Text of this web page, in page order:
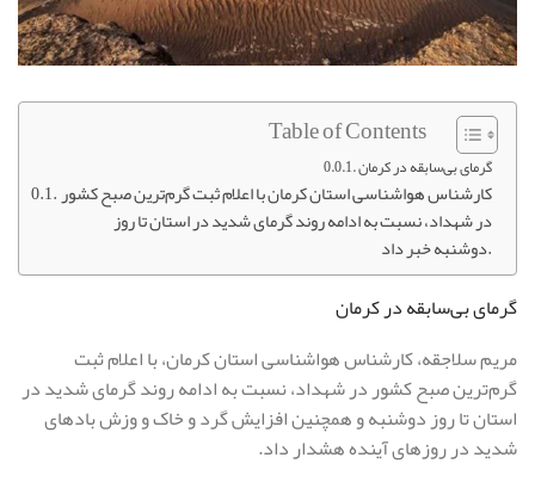
Table of Contents
گرمای بی‌سابقه در کرمان
کارشناس هواشناسی استان کرمان با اعلام ثبت گرم‌ترین صبح کشور
در شهداد، نسبت به ادامه روند گرمای شدید در استان تا روز
دوشنبه خبر داد.
گرمای بی‌سابقه در کرمان
مریم سلاجقه، کارشناس هواشناسی استان کرمان، با اعلام ثبت
گرم‌ترین صبح کشور در شهداد، نسبت به ادامه روند گرمای شدید در
استان تا روز دوشنبه و همچنین افزایش گرد و خاک و وزش بادهای
شدید در روزهای آینده هشدار داد.